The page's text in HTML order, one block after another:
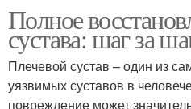
Полное
сустава: шаг за
Плечевой сустав – один из
уязвимых суставов в
повреждение может